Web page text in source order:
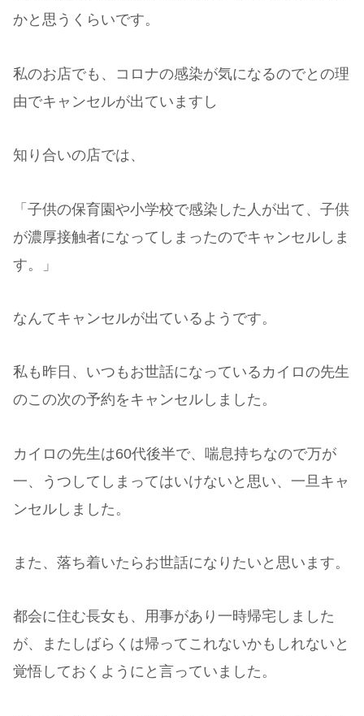
かと思うくらいです。
私のお店でも、コロナの感染が気になるのでとの理
由でキャンセルが出ていますし
知り合いの店では、
「子供の保育園や小学校で感染した人が出て、子供
が濃厚接触者になってしまったのでキャンセルしま
す。」
なんてキャンセルが出ているようです。
私も昨日、いつもお世話になっているカイロの先生
のこの次の予約をキャンセルしました。
カイロの先生は60代後半で、喘息持ちなので万が
一、うつしてしまってはいけないと思い、一旦キャ
ンセルしました。
また、落ち着いたらお世話になりたいと思います。
都会に住む長女も、用事があり一時帰宅しました
が、またしばらくは帰ってこれないかもしれないと
覚悟しておくようにと言っていました。